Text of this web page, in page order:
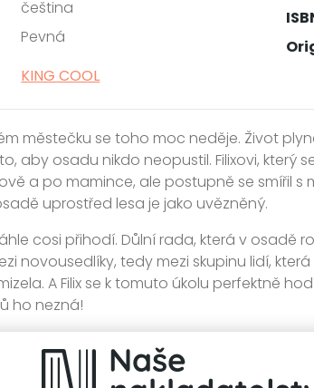
čeština
Pevná
KING COOL
městečku se toho moc neděje. Život
aby osadu nikdo neopustil. Filixovi, který
a po mamince, ale postupně se smířil s
uprostřed lesa je jako uvězněný.
cosi přihodí. Důlní rada, která v osadě
novousedlíky, tedy mezi skupinu lidí,
A Filix se k tomuto úkolu perfektně
ho nezná!
bude mnohem složitější, než si Filix
Lísková? A je skutečně pravda, že v